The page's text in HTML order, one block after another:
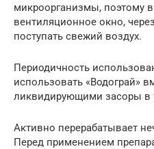
микроорганизмы, поэтому
вентиляционное окно,
поступать свежий воздух.
Периодичность
использовать «Водограй»
ликвидирующими засоры в
Активно перерабатывает
Перед применением